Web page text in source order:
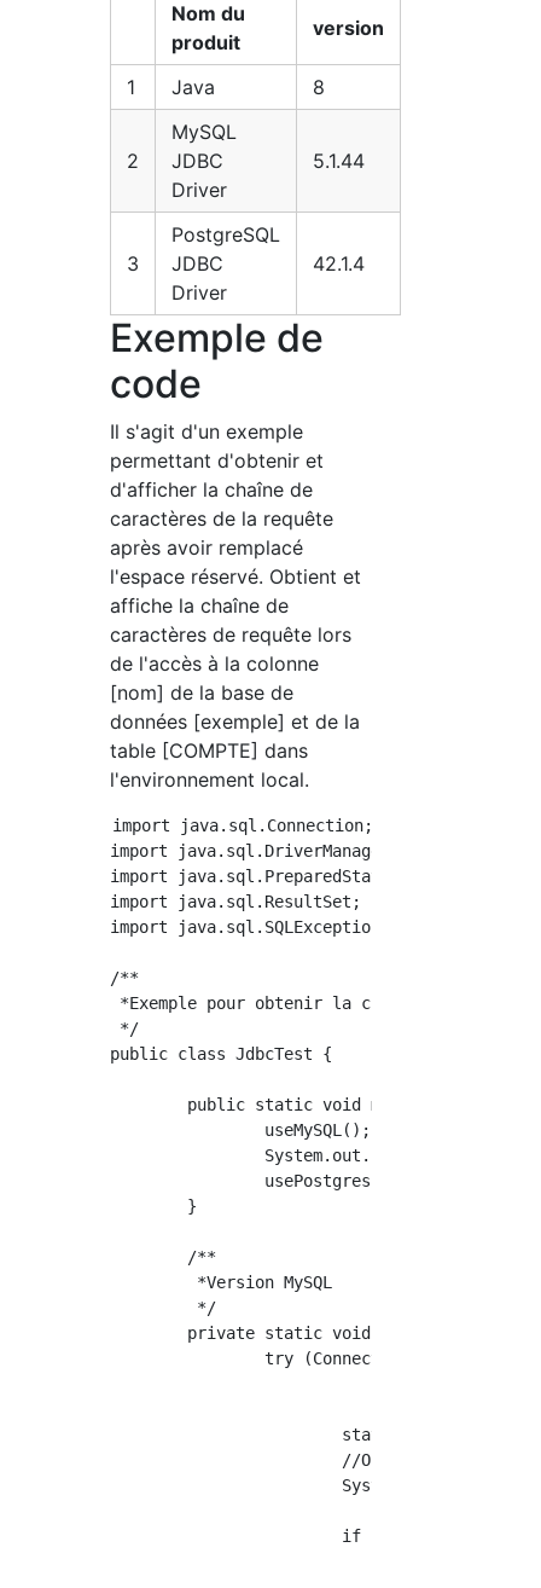
Nom du
produit
version
1 Java 8
2
MySQL
JDBC
Driver
5.1.44
3
PostgreSQL
JDBC
Driver
42.1.4
Exemple de
code
Il s'agit d'un exemple
permettant d'obtenir et
d'afficher la chaîne de
caractères de la requête
après avoir remplacé
l'espace réservé. Obtient et
affiche la chaîne de
caractères de requête lors
de l'accès à la colonne
[nom] de la base de
données [exemple] et de la
table [COMPTE] dans
l'environnement local.
import java.sql.Connection;
import java.sql.DriverManager;
import java.sql.PreparedStatement;
import java.sql.ResultSet;
import java.sql.SQLException;
/**
*Exemple pour obtenir la chaîne de requête
*/
public class JdbcTest {
		try (Connection connection = DriverManager.getConnection("jdbc:mysql://127.0.0.1/sample", "Nom d'utilisateur", "mot de passe");